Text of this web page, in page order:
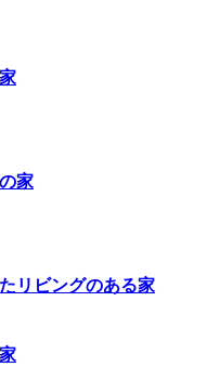
家
リビングのある家